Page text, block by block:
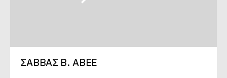
ΣΑΒΒΑΣ Β. ΑΒΕΕ